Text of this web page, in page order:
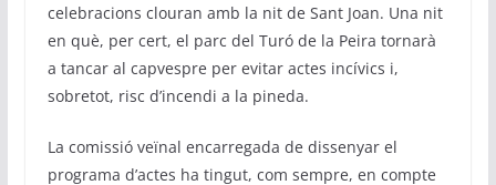
celebracions clouran amb la nit de Sant Joan. Una nit
en què, per cert, el parc del Turó de la Peira tornarà
a tancar al capvespre per evitar actes incívics i,
sobretot, risc d’incendi a la pineda.
La comissió veïnal encarregada de dissenyar el
programa d’actes ha tingut, com sempre, en compte